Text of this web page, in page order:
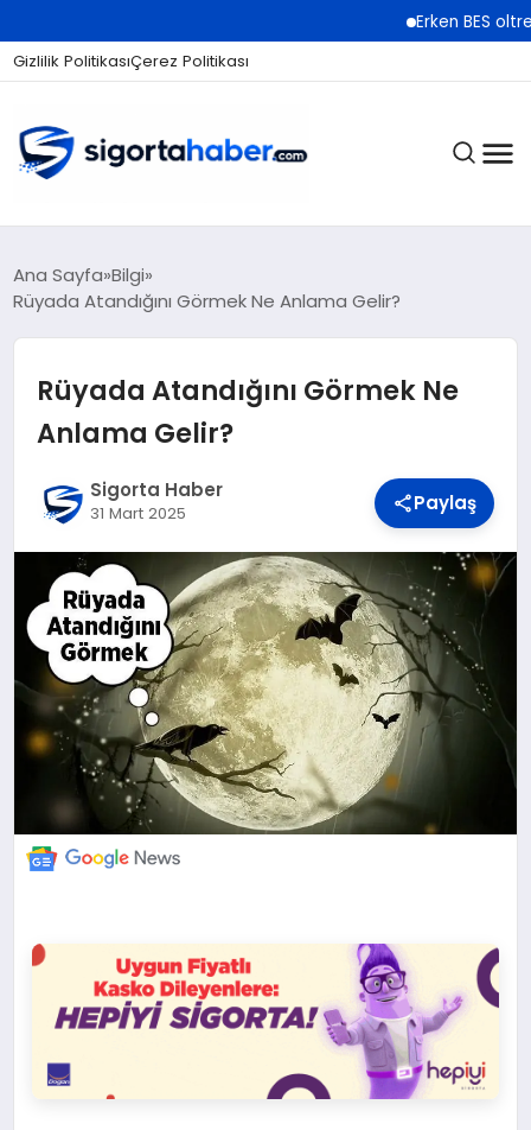
Erken BES oltre 2
Gizlilik PolitikasıÇerez Politikası
SIGORTA
EKONOMI
BILIM VE TEKNOLOJI
OTOMOBIL
KÜNYE
Ana Sayfa Bilgi
Rüyada Atandığını Görmek Ne Anlama Gelir?
Rüyada Atandığını Görmek Ne
Anlama Gelir?
Sigorta Haber
31 Mart 2025 Paylaş